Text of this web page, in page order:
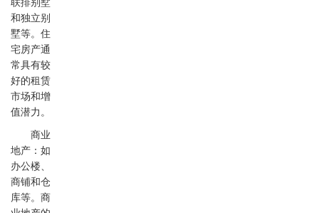
联排别墅
和独立别
墅等。住
宅房产通
常具有较
好的租赁
市场和增
值潜力。
商业
地产：如
办公楼、
商铺和仓
库等。商